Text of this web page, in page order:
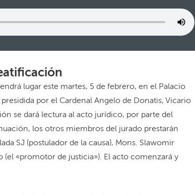
lugar este martes, 5 de febrero, en el Palacio
por el Cardenal Angelo de Donatis, Vicario
se dará lectura al acto jurídico, por parte del
los otros miembros del jurado prestarán
SJ (postulador de la causa), Mons. Slawomir
(el «promotor de justicia»). El acto comenzará y